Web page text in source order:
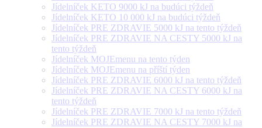
Jídelníček KETO 9000 kJ na budúci týždeň
Jídelníček KETO 10 000 kJ na budúci týždeň
Jídelníček PRE ZDRAVIE 5000 kJ na tento týždeň
Jídelníček PRE ZDRAVIE NA CESTY 5000 kJ na
tento týždeň
Jídelníček MOJEmenu na tento týden
Jídelníček MOJEmenu na příští týden
Jídelníček PRE ZDRAVIE 6000 kJ na tento týždeň
Jídelníček PRE ZDRAVIE NA CESTY 6000 kJ na
tento týždeň
Jídelníček PRE ZDRAVIE 7000 kJ na tento týždeň
Jídelníček PRE ZDRAVIE NA CESTY 7000 kJ na